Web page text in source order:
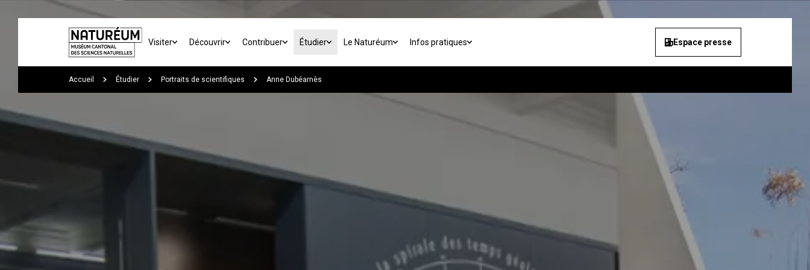
Skip to main content
Visiter Découvrir Contribuer Étudier Le Naturéum Infos pratiques Espace presse
You are here:
Accueil Étudier Portraits de scientifiques Anne Dubéarnès